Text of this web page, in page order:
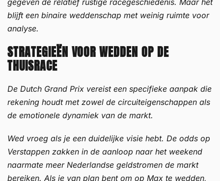
blijft een binaire weddenschap met weinig ruimte voor
analyse.
STRATEGIEËN VOOR WEDDEN OP DE
THUISRACE
De Dutch Grand Prix vereist een specifieke aanpak die
rekening houdt met zowel de circuiteigenschappen als
de emotionele dynamiek van de markt.
Wed vroeg als je een duidelijke visie hebt. De odds op
Verstappen zakken in de aanloop naar het weekend
naarmate meer Nederlandse geldstromen de markt
bereiken. Als je van plan bent om op Max te wedden,